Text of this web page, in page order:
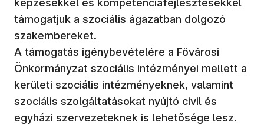
képzésekkel és kompetenciafejlesztésekkel
támogatjuk a szociális ágazatban dolgozó
szakembereket.
A támogatás igénybevételére a Fővárosi
Önkormányzat szociális intézményei mellett a
kerületi szociális intézményeknek, valamint
szociális szolgáltatásokat nyújtó civil és
egyházi szervezeteknek is lehetősége lesz.